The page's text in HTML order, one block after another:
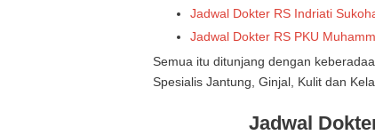
Jadwal Dokter RS Indriati
Jadwal Dokter RS PKU
Semua itu ditunjang dengan
Spesialis Jantung, Ginjal, Kulit dan
Jadwal